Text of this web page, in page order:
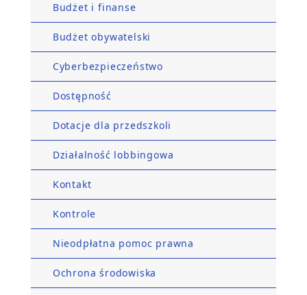
Budżet i finanse
Budżet obywatelski
Cyberbezpieczeństwo
Dostępność
Dotacje dla przedszkoli
Działalność lobbingowa
Kontakt
Kontrole
Nieodpłatna pomoc prawna
Ochrona środowiska